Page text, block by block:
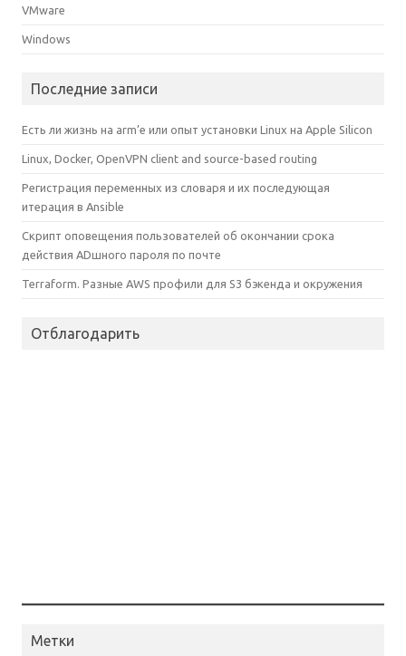
VMware
Windows
Последние записи
Есть ли жизнь на arm’е или опыт установки Linux на Apple Silicon
Linux, Docker, OpenVPN client and source-based routing
Регистрация переменных из словаря и их последующая
итерация в Ansible
Скрипт оповещения пользователей об окончании срока
действия ADшного пароля по почте
Terraform. Разные AWS профили для S3 бэкенда и окружения
Отблагодарить
Метки